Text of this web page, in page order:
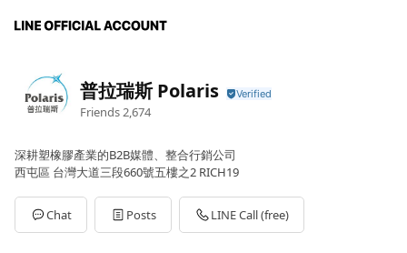
普拉瑞斯 Polaris
Friends 2,674
深耕塑橡膠產業的B2B媒體、整合行銷公司
西屯區 台灣大道三段660號五樓之2 RICH19
Chat Posts LINE Call (free)